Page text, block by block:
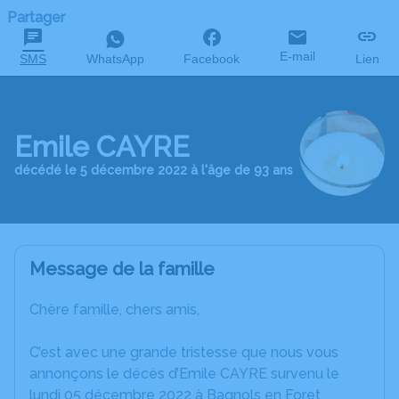
Partager
SMS WhatsApp Facebook E-mail Lien
Emile CAYRE
décédé le 5 décembre 2022 à l'âge de 93 ans
Message de la famille
Chère famille, chers amis,
C’est avec une grande tristesse que nous vous
annonçons le décès d’Emile CAYRE survenu le
lundi 05 décembre 2022 à Bagnols en Foret.